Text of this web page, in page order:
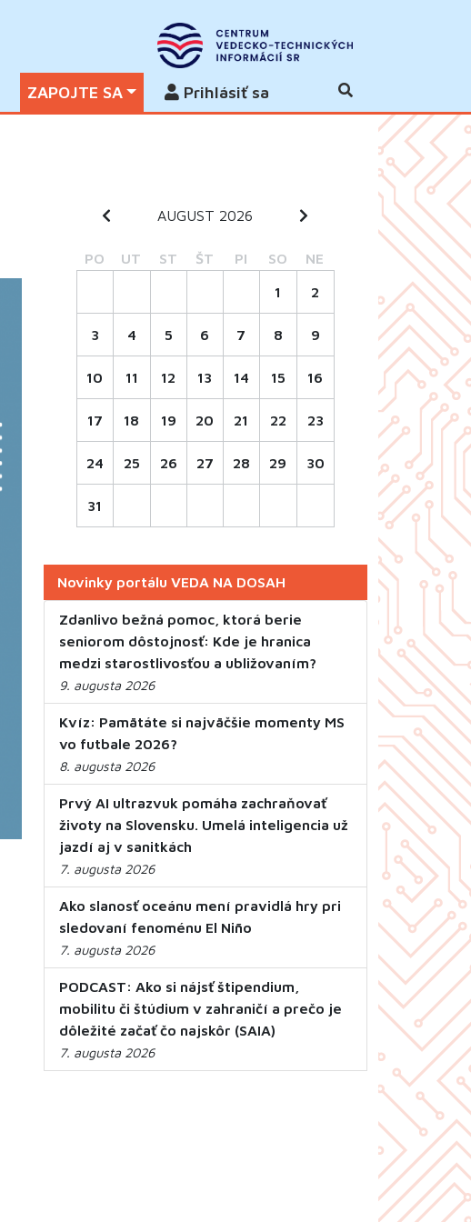
ZAPOJTE SA Prihlásiť sa
AUGUST 2026
PO UT ST ŠT PI SO NE
1 2
3 4 5 6 7 8 9
10 11 12 13 14 15 16
17 18 19 20 21 22 23
24 25 26 27 28 29 30
31
Novinky portálu VEDA NA DOSAH
Zdanlivo bežná pomoc, ktorá berie
seniorom dôstojnosť: Kde je hranica
medzi starostlivosťou a ubližovaním?
9. augusta 2026
Kvíz: Pamätáte si najväčšie momenty MS
vo futbale 2026?
8. augusta 2026
Prvý AI ultrazvuk pomáha zachraňovať
životy na Slovensku. Umelá inteligencia už
jazdí aj v sanitkách
7. augusta 2026
Ako slanosť oceánu mení pravidlá hry pri
sledovaní fenoménu El Niño
7. augusta 2026
PODCAST: Ako si nájsť štipendium,
mobilitu či štúdium v zahraničí a prečo je
dôležité začať čo najskôr (SAIA)
7. augusta 2026